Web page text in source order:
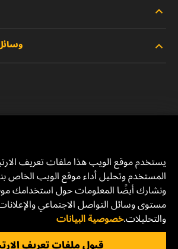
Middle East FZE
Free Zone)
U.A.E
يستخدم موقع الويب هذا ملفات تعريف
المستخدم وتحليل أداء موقع الويب الخاص
ونشارك أيضًا المعلومات حول استخدامك
مستوى وسائل التواصل الاجتماعي
والتحليلات.خصوصية البيانات